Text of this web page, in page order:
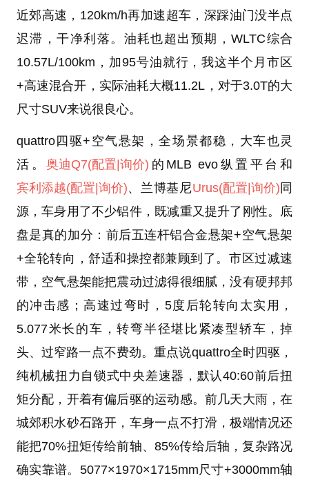
近郊高速，120km/h再加速超车，深踩油门没半点
迟滞，干净利落。油耗也超出预期，WLTC综合
10.57L/100km，加95号油就行，我这半个月市区
+高速混合开，实际油耗大概11.2L，对于3.0T的大
尺寸SUV来说很良心。
quattro四驱+空气悬架，全场景都稳，大车也灵
活。奥迪Q7(配置 |询价) 的MLB evo纵置平台和
宾利添越(配置 |询价)、兰博基尼Urus(配置 |询价) 同
源，车身用了不少铝件，既减重又提升了刚性。底
盘是真的加分：前后五连杆铝合金悬架+空气悬架
+全轮转向，舒适和操控都兼顾到了。市区过减速
带，空气悬架能把震动过滤得很细腻，没有硬邦邦
的冲击感；高速过弯时，5度后轮转向太实用，
5.077米长的车，转弯半径堪比紧凑型轿车，掉
头、过窄路一点不费劲。重点说quattro全时四驱，
纯机械扭力自锁式中央差速器，默认40:60前后扭
矩分配，开着有偏后驱的运动感。前几天大雨，在
城郊积水砂石路开，车身一点不打滑，极端情况还
能把70%扭矩传给前轴、85%传给后轴，复杂路况
确实靠谱。5077×1970×1715mm尺寸+3000mm轴